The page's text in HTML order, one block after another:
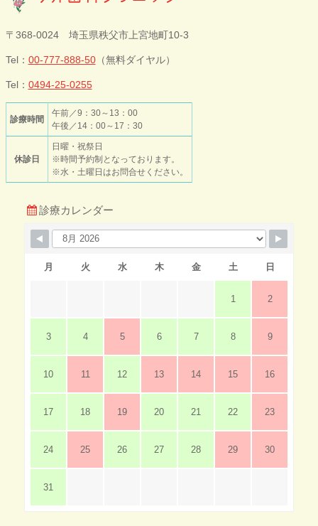
今井歯科クリニ
ック
〒368-0024 埼玉県秩父市上宮地町10-3
Tel： 00-777-888-50（無料ダイヤル）
Tel： 0494-25-0255
診療時間
午前／9：30～13：00
午後／14：00～17：30
休診日
日曜・祝祭日
※時間予約制となっております。
※水・土曜日はお問合せください。
診療カレンダー
月 火 水 木 金 土 日
1 2
3 4 5 6 7 8 9
10 11 12 13 14 15 16
17 18 19 20 21 22 23
24 25 26 27 28 29 30
31